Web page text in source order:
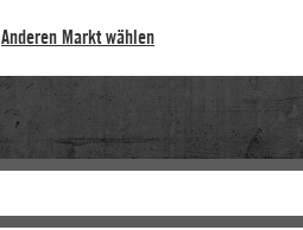
Anderen Markt wählen